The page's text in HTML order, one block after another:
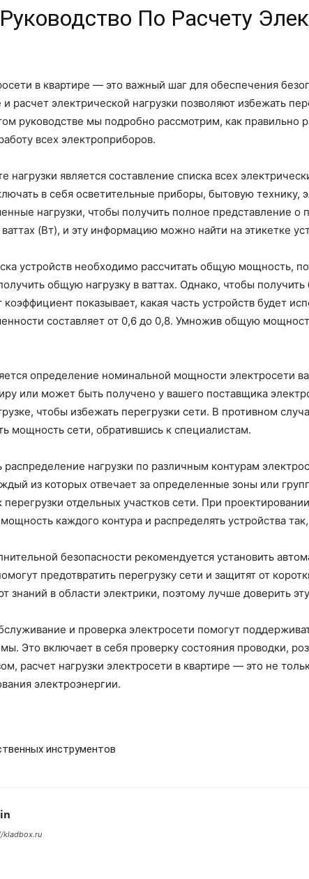
По Расчету
в квартире — это важный шаг для обеспечения
расчет электрической нагрузки позволяют избежать
руководстве мы подробно рассмотрим, как правильно
всех электроприборов.
является составление списка всех
в себя осветительные приборы, бытовую технику,
нагрузки, чтобы получить полное представление
(Вт), и эту информацию можно найти на этикетке
устройств необходимо рассчитать общую мощность,
общую нагрузку в ваттах. Однако, чтобы
показывает, какая часть устройств будет
составляет от 0,6 до 0,8. Умножив общую
определение номинальной мощности электросети
или может быть получено у вашего поставщика
чтобы избежать перегрузки сети. В противном
мощность сети, обратившись к специалистам.
нагрузки по различным контурам
из которых отвечает за определенные зоны или
перегрузки отдельных участков сети. При
каждого контура и распределять устройства
безопасности рекомендуется установить
предотвратить перегрузку сети и защитят от
знаний в области электрики, поэтому лучше доверить
и проверка электросети помогут
Это включает в себя проверку состояния проводки,
расчет нагрузки электросети в квартире — это не
электроэнергии.
инструментов
kladbox.ru